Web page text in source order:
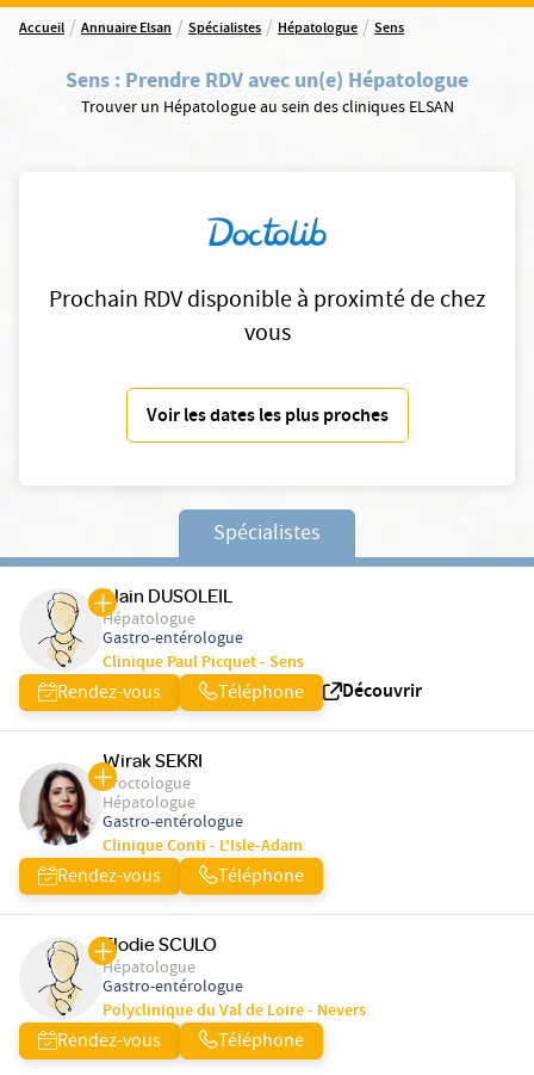
Accueil / Annuaire Elsan / Spécialistes / Hépatologue / Sens
Sens : Prendre RDV avec un(e) Hépatologue
Trouver un Hépatologue au sein des cliniques ELSAN
Prochain RDV disponible à proximté de chez
vous
Voir les dates les plus proches
Spécialistes
Alain DUSOLEIL
Hépatologue
Gastro-entérologue
Clinique Paul Picquet - Sens
Rendez-vous Téléphone Découvrir
Wirak SEKRI
Proctologue
Hépatologue
Gastro-entérologue
Clinique Conti - L'Isle-Adam
Rendez-vous Téléphone
Elodie SCULO
Hépatologue
Gastro-entérologue
Polyclinique du Val de Loire - Nevers
Rendez-vous Téléphone